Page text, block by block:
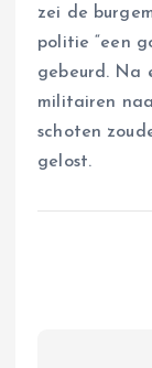
zei de
politie “een
gebeurd. Na
militairen
schoten
gelost.